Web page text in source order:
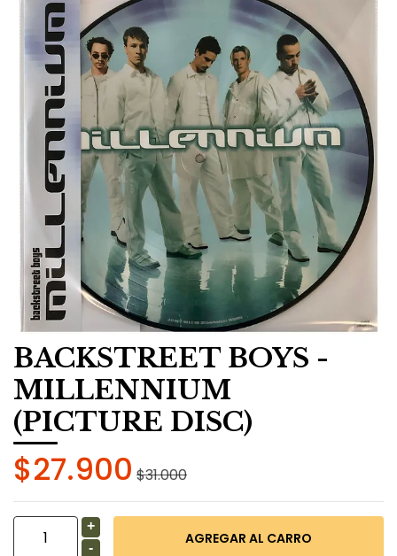
BACKSTREET BOYS -
MILLENNIUM
(PICTURE DISC)
$27.900 $31.000
+
-